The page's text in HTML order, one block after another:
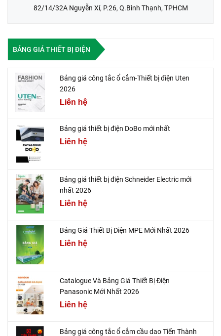
82/14/32A Nguyễn Xí, P.26, Q.Bình Thạnh, TPHCM
BẢNG GIÁ THIẾT BỊ ĐIỆN
Bảng giá công tắc ổ cắm-Thiết bị điện Uten
2026
Liên hệ
Bảng giá thiết bị điện DoBo mới nhất
Liên hệ
Bảng giá thiết bị điện Schneider Electric mới
nhất 2026
Liên hệ
Bảng Giá Thiết Bị Điện MPE Mới Nhất 2026
Liên hệ
Catalogue Và Bảng Giá Thiết Bị Điện
Panasonic Mới Nhất 2026
Liên hệ
Bảng giá công tắc ổ cắm cầu dao Tiến Thành